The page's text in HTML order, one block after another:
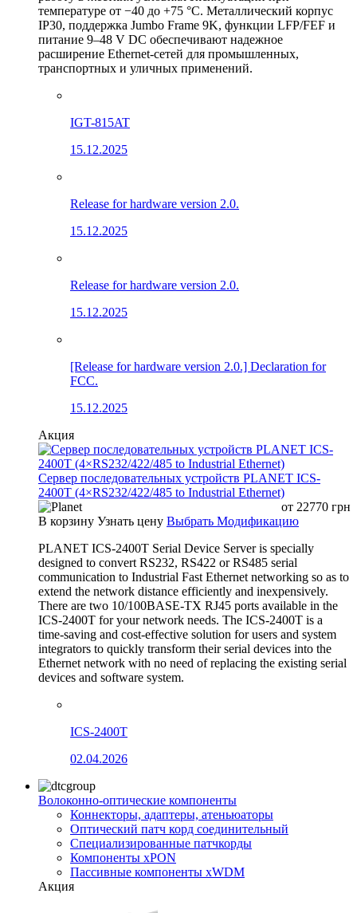
температуре от −40 до +75 °C. Металлический корпус
IP30, поддержка Jumbo Frame 9K, функции LFP/FEF и
питание 9–48 V DC обеспечивают надежное
расширение Ethernet-сетей для промышленных,
транспортных и уличных применений.
IGT-815AT
15.12.2025
Release for hardware version 2.0.
15.12.2025
Release for hardware version 2.0.
15.12.2025
[Release for hardware version 2.0.] Declaration for
FCC.
15.12.2025
Акция
Сервер последовательных устройств PLANET ICS-
2400T (4×RS232/422/485 to Industrial Ethernet)
от 22770 грн
В корзину Узнать цену Выбрать Модификацию
PLANET ICS-2400T Serial Device Server is specially
designed to convert RS232, RS422 or RS485 serial
communication to Industrial Fast Ethernet networking so as to
extend the network distance efficiently and inexpensively.
There are two 10/100BASE-TX RJ45 ports available in the
ICS-2400T for your network needs. The ICS-2400T is a
time-saving and cost-effective solution for users and system
integrators to quickly transform their serial devices into the
Ethernet network with no need of replacing the existing serial
devices and software system.
ICS-2400T
02.04.2026
Волоконно-оптические компоненты
Коннекторы, адаптеры, атеньюаторы
Оптический патч корд соединительный
Специализированные патчкорды
Компоненты xPON
Пассивные компоненты xWDM
Акция